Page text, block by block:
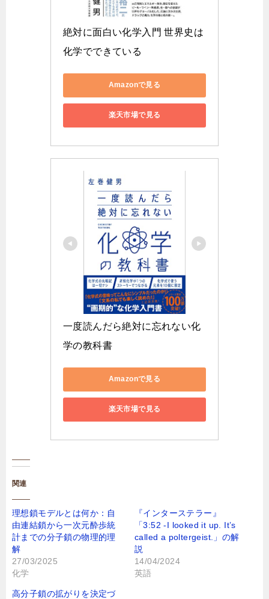
絶対に面白い化学入門 世界史は
化学でできている
Amazonで見る
楽天市場で見る
一度読んだら絶対に忘れない化
学の教科書
Amazonで見る
楽天市場で見る
関連
理想鎖モデルとは何か：自
由連結鎖から一次元酔歩統
計までの分子鎖の物理的理
解
27/03/2025
化学
『インターステラー』
「3:52 -I looked it up. It’s
called a poltergeist.」の解
説
14/04/2024
英語
高分子鎖の拡がりを決定づ